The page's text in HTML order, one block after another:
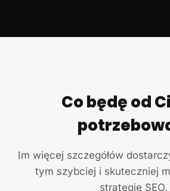
Co będę od
Im więcej szczegółów
tym szybciej i skuteczniej
strategię SEO.